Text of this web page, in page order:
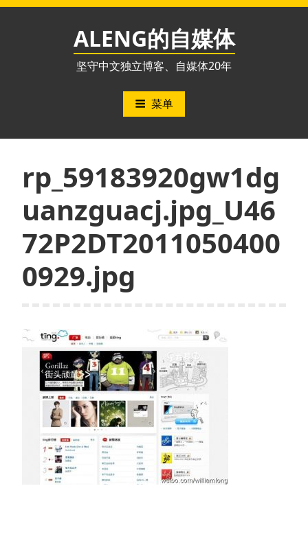
跳
ALENG的自媒体
坚守中文独立博客、自媒体20年
菜单
rp_59183920gw1dg
uanzguacj.jpg_U46
72P2DT2011050400
0929.jpg